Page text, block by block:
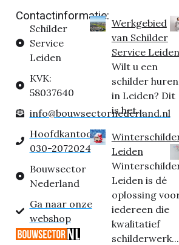
Contactinformatie:
Schilder
Service
Leiden
KVK:
58037640
info@bouwsectornederland.nl
Hoofdkantoor:
030-2072024
Bouwsector
Nederland
Ga naar onze
webshop
Werkgebied
van Schilder
Service Leiden
Wilt u een
schilder huren
in Leiden? Dit
is het...
Leiden
Leiden is dé
oplossing
iedereen die
kwalitatief
schilderwerk...